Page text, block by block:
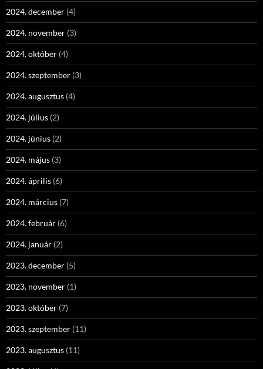
2024. december (4)
2024. november (3)
2024. október (4)
2024. szeptember (3)
2024. augusztus (4)
2024. július (2)
2024. június (2)
2024. május (3)
2024. április (6)
2024. március (7)
2024. február (6)
2024. január (2)
2023. december (5)
2023. november (1)
2023. október (7)
2023. szeptember (11)
2023. augusztus (11)